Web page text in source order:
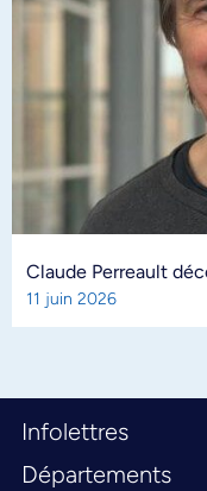
Claude Perreault
11 juin 2026
Infolettres
Départements